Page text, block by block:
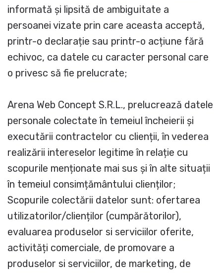
informată și lipsită de ambiguitate a
persoanei vizate prin care aceasta acceptă,
printr-o declarație sau printr-o acțiune fără
echivoc, ca datele cu caracter personal care
o privesc să fie prelucrate;
Arena Web Concept S.R.L., prelucrează datele
personale colectate în temeiul încheierii și
executării contractelor cu clienții, în vederea
realizării intereselor legitime în relație cu
scopurile menționate mai sus și în alte situații
în temeiul consimțământului clienților;
Scopurile colectării datelor sunt: ofertarea
utilizatorilor/clienților (cumpărătorilor),
evaluarea produselor si serviciilor oferite,
activități comerciale, de promovare a
produselor si serviciilor, de marketing, de